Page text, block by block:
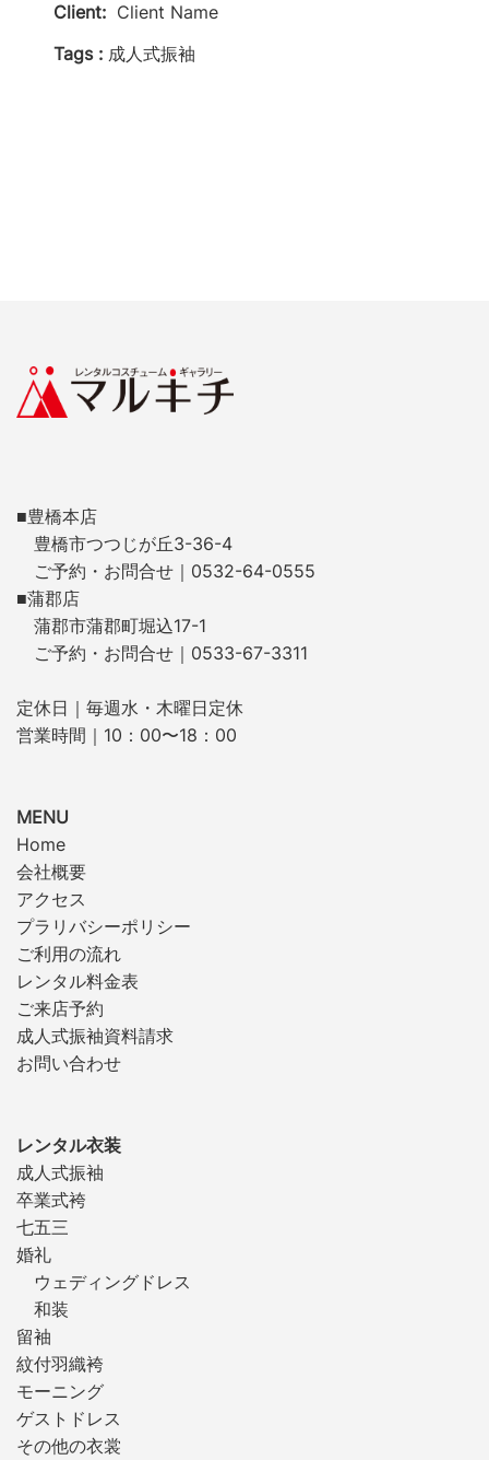
Client: Client Name
Tags : 成人式振袖
■豊橋本店
豊橋市つつじが丘3-36-4
ご予約・お問合せ｜0532-64-0555
■蒲郡店
蒲郡市蒲郡町堀込17-1
ご予約・お問合せ｜0533-67-3311
定休日｜毎週水・木曜日定休
営業時間｜10：00〜18：00
MENU
Home
会社概要
アクセス
プラリバシーポリシー
ご利用の流れ
レンタル料金表
ご来店予約
成人式振袖資料請求
お問い合わせ
レンタル衣装
成人式振袖
卒業式袴
七五三
婚礼
ウェディングドレス
和装
留袖
紋付羽織袴
モーニング
ゲストドレス
その他の衣裳